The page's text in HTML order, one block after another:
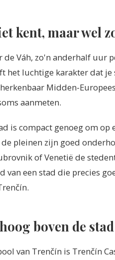
kent, maar wel
Váh, zo'n anderhalf uur
het luchtige karakter dat
Midden-
aanmeten.
is compact genoeg om op
pleinen zijn goed
of Venetië de
van een stad die precies
boven de
van Trenčín is Trenčín